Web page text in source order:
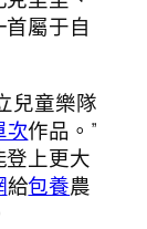
屬于自
兒童樂隊
次作品。”
登上更大
給包養農